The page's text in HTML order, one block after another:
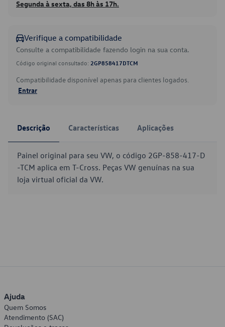
Segunda à sexta, das 8h às 17h.
Verifique a compatibilidade
Consulte a compatibilidade fazendo login na sua conta.
Código original consultado: 2GP858417DTCM
Compatibilidade disponível apenas para clientes logados.
Entrar
Descrição Características Aplicações
Painel original para seu VW, o código 2GP-858-417-D
-TCM aplica em T-Cross. Peças VW genuínas na sua
loja virtual oficial da VW.
Ajuda
Quem Somos
Atendimento (SAC)